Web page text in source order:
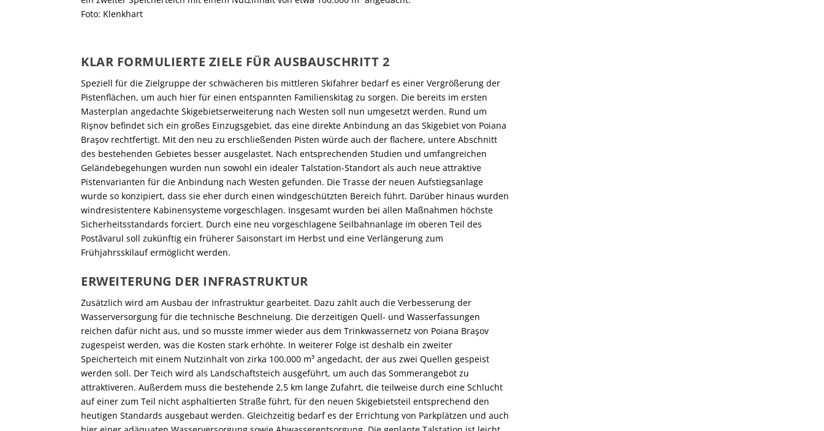
Foto: Klenkhart
KLAR FORMULIERTE ZIELE FÜR AUSBAUSCHRITT 2
Speziell für die Zielgruppe der schwächeren bis mittleren Skifahrer bedarf es einer Vergrößerung der
Pistenflächen, um auch hier für einen entspannten Familienskitag zu sorgen. Die bereits im ersten
Masterplan angedachte Skigebietserweiterung nach Westen soll nun umgesetzt werden. Rund um
Rişnov befindet sich ein großes Einzugsgebiet, das eine direkte Anbindung an das Skigebiet von Poiana
Braşov rechtfertigt. Mit den neu zu erschließenden Pisten würde auch der flachere, untere Abschnitt
des bestehenden Gebietes besser ausgelastet. Nach entsprechenden Studien und umfangreichen
Geländebegehungen wurden nun sowohl ein idealer Talstation-Standort als auch neue attraktive
Pistenvarianten für die Anbindung nach Westen gefunden. Die Trasse der neuen Aufstiegsanlage
wurde so konzipiert, dass sie eher durch einen windgeschützten Bereich führt. Darüber hinaus wurden
windresistentere Kabinensysteme vorgeschlagen. Insgesamt wurden bei allen Maßnahmen höchste
Sicherheitsstandards forciert. Durch eine neu vorgeschlagene Seilbahnanlage im oberen Teil des
Postăvarul soll zukünftig ein früherer Saisonstart im Herbst und eine Verlängerung zum
Frühjahrsskilauf ermöglicht werden.
ERWEITERUNG DER INFRASTRUKTUR
Zusätzlich wird am Ausbau der Infrastruktur gearbeitet. Dazu zählt auch die Verbesserung der
Wasserversorgung für die technische Beschneiung. Die derzeitigen Quell- und Wasserfassungen
reichen dafür nicht aus, und so musste immer wieder aus dem Trinkwassernetz von Poiana Braşov
zugespeist werden, was die Kosten stark erhöhte. In weiterer Folge ist deshalb ein zweiter
Speicherteich mit einem Nutzinhalt von zirka 100.000 m³ angedacht, der aus zwei Quellen gespeist
werden soll. Der Teich wird als Landschaftsteich ausgeführt, um auch das Sommerangebot zu
attraktiveren. Außerdem muss die bestehende 2,5 km lange Zufahrt, die teilweise durch eine Schlucht
auf einer zum Teil nicht asphaltierten Straße führt, für den neuen Skigebietsteil entsprechend den
heutigen Standards ausgebaut werden. Gleichzeitig bedarf es der Errichtung von Parkplätzen und auch